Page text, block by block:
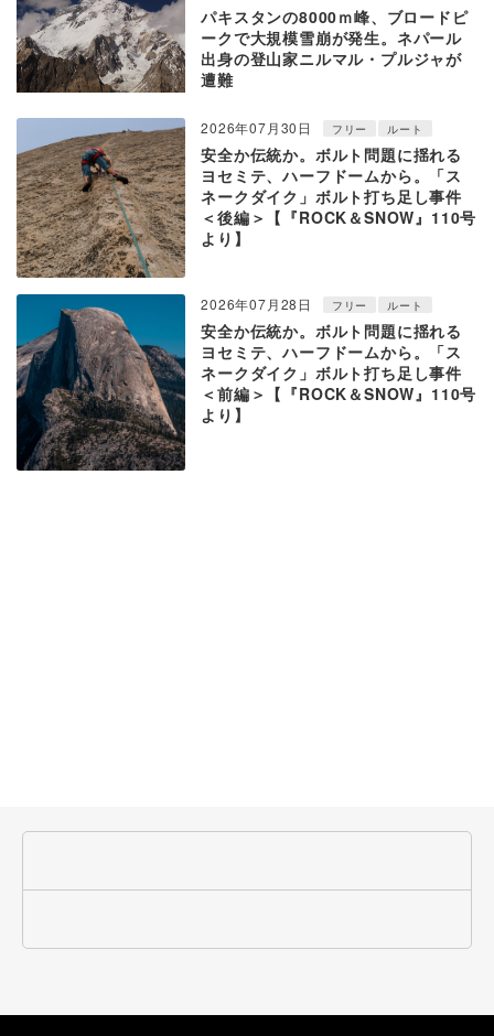
パキスタンの8000ｍ峰、ブロードピ
ークで大規模雪崩が発生。ネパール
出身の登山家ニルマル・プルジャが
遭難
2026年07月30日 フリー ルート
安全か伝統か。ボルト問題に揺れる
ヨセミテ、ハーフドームから。「ス
ネークダイク」ボルト打ち足し事件
＜後編＞【『ROCK＆SNOW』110号
より】
2026年07月28日 フリー ルート
安全か伝統か。ボルト問題に揺れる
ヨセミテ、ハーフドームから。「ス
ネークダイク」ボルト打ち足し事件
＜前編＞【『ROCK＆SNOW』110号
より】